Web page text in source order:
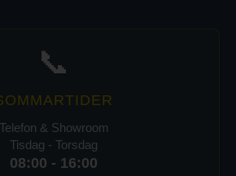
📞
Telefon & Showroom
Tisdag - Torsdag
08:00 - 16:00